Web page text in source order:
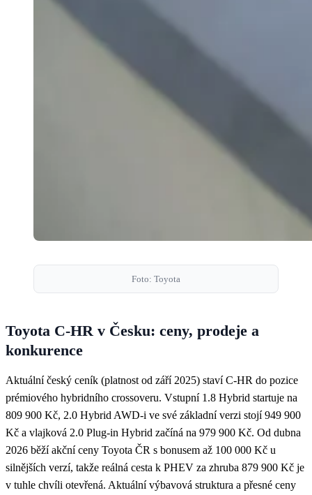
Foto: Toyota
Toyota C-HR v Česku: ceny, prodeje a
konkurence
Aktuální český ceník (platnost od září 2025) staví C-HR do pozice
prémiového hybridního crossoveru. Vstupní 1.8 Hybrid startuje na
809 900 Kč, 2.0 Hybrid AWD-i ve své základní verzi stojí 949 900
Kč a vlajková 2.0 Plug-in Hybrid začíná na 979 900 Kč. Od dubna
2026 běží akční ceny Toyota ČR s bonusem až 100 000 Kč u
silnějších verzí, takže reálná cesta k PHEV za zhruba 879 900 Kč je
v tuhle chvíli otevřená. Aktuální výbavová struktura a přesné ceny